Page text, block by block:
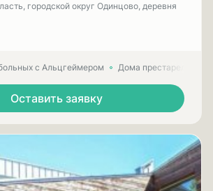
городской округ Одинцово, деревня
с Альцгеймером Дома престарелых
Оставить заявку